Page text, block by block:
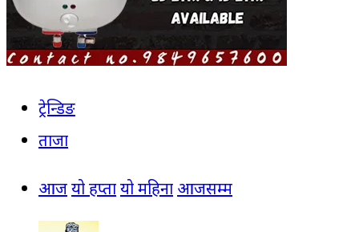
ट्रेन्डिङ
ताजा
आजयो हप्तायो महिना आजसम्म